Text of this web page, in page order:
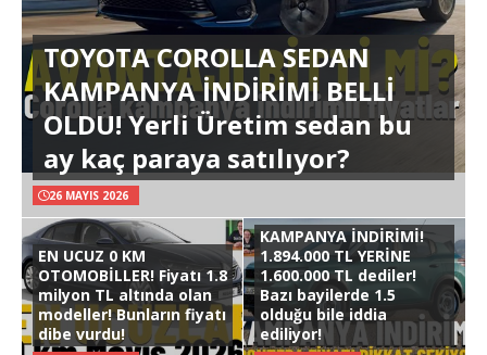
TOYOTA COROLLA SEDAN
KAMPANYA İNDİRİMİ BELLİ
OLDU! Yerli Üretim sedan bu
ay kaç paraya satılıyor?
26 MAYIS 2026
EN UCUZ 0 KM
OTOMOBİLLER! Fiyatı 1.8
milyon TL altında olan
modeller! Bunların fiyatı
dibe vurdu!
KAMPANYA İNDİRİMİ!
1.894.000 TL YERİNE
1.600.000 TL dediler!
Bazı bayilerde 1.5
olduğu bile iddia
ediliyor!